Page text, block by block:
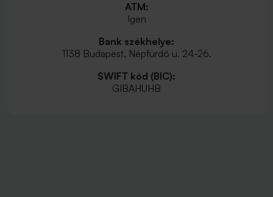
ATM:
Igen
Bank székhelye:
1138 Budapest, Népfürdő u. 24-26.
SWIFT kód (BIC):
GIBAHUHB